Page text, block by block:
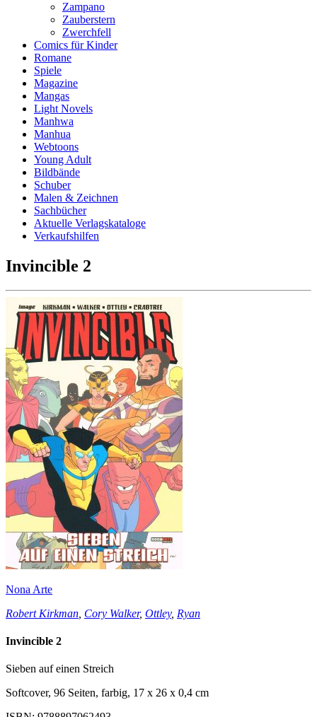
Zampano
Zauberstern
Zwerchfell
Comics für Kinder
Romane
Spiele
Magazine
Mangas
Light Novels
Manhwa
Manhua
Webtoons
Young Adult
Bildbände
Schuber
Malen & Zeichnen
Sachbücher
Aktuelle Verlagskataloge
Verkaufshilfen
Invincible 2
Nona Arte
Robert Kirkman Cory Walker, Ottley, Ryan
Invincible 2
Sieben auf einen Streich
Softcover, 96 Seiten, farbig, 17 x 26 x 0,4 cm